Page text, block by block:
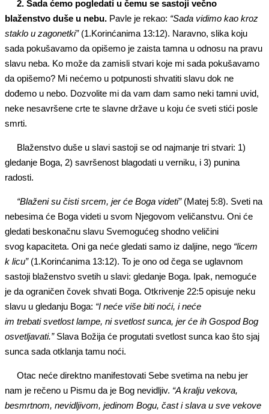
2. Sada ćemo pogledati u čemu se sastoji večno
blaženstvo duše u nebu. Pavle je rekao: “Sada vidimo kao kroz
staklo u zagonetki”(1.Korinćanima 13:12). Naravno, slika koju
sada pokušavamo da opišemo je zaista tamna u odnosu na pravu
slavu neba. Ko može da zamisli stvari koje mi sada pokušavamo
da opišemo? Mi nećemo u potpunosti shvatiti slavu dok ne
dođemo u nebo. Dozvolite mi da vam dam samo neki tamni uvid,
neke nesavršene crte te slavne države u koju će sveti stići posle
smrti.
Blaženstvo duše u slavi sastoji se od najmanje tri stvari: 1)
gledanje Boga, 2) savršenost blagodati u verniku, i 3) punina
radosti.
“Blaženi su čisti srcem, jer će Boga videti”(Matej 5:8). Sveti na
nebesima će Boga videti u svom Njegovom veličanstvu. Oni će
gledati beskonačnu slavu Svemogućeg shodno veličini
svog kapaciteta. Oni ga neće gledati samo iz daljine, nego “licem
k licu”(1.Korinćanima 13:12). To je ono od čega se uglavnom
sastoji blaženstvo svetih u slavi: gledanje Boga. Ipak, nemoguće
je da ograničen čovek shvati Boga. Otkrivenje 22:5 opisuje neku
slavu u gledanju Boga: “I neće više biti noći, i neće
im trebatisvetlostlampe, ni svetlost sunca, jer će ih Gospod Bog
osvetljavati.”Slava Božija će progutati svetlost sunca kao što sjaj
sunca sada otklanja tamu noći.
Otac neće direktno manifestovati Sebe svetima na nebu jer
nam je rečeno u Pismu da je Bog nevidljiv. “A kralju vekova,
besmrtnom, nevidljivom, jedinom Bogu, čast i slava u sve vekove